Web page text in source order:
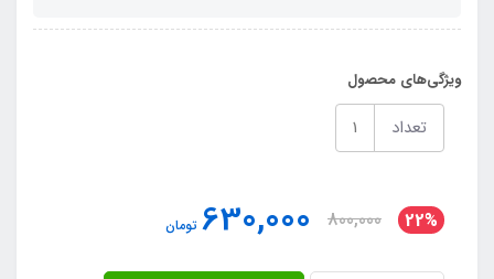
ویژگی‌های محصول
تعداد
22%
800,000
630,000 تومان